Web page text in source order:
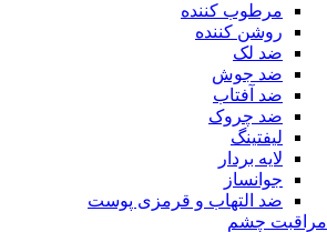
مرطوب کننده
روشن کننده
ضد لک
ضد جوش
ضد آفتاب
ضد چروک
لیفتینگ
لایه بردار
جوانساز
ضد التهاب و قرمزی پوست
مراقبت چشم